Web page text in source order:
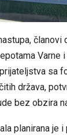
članovi
Varne
sa
država,
bez obzira
planirana je